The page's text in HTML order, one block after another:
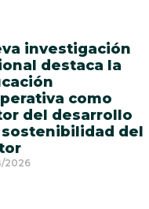
investigación
destaca la
como
del desarrollo
sostenibilidad del
2026